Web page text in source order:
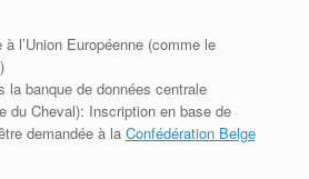
l’Union Européenne (comme le
la banque de données centrale
du Cheval): Inscription en base de
demandée à la Confédération Belge